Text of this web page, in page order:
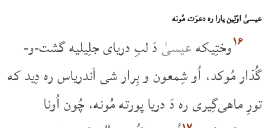
عیسیٰ اوّلِین یارا ره دعوَت مُونه
۱۶وختِیکهعیسیٰدَ لبِ دریای جلِیلیه گشت-و-
گُذار مُوکد، اُو شِمعون و بِرار شی اَندریاس ره دِید که
تورِ ماهی‌گِیری ره دَ دریا پورته مُونه، چُون اُونا